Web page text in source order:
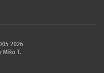
2026
Mišo T.